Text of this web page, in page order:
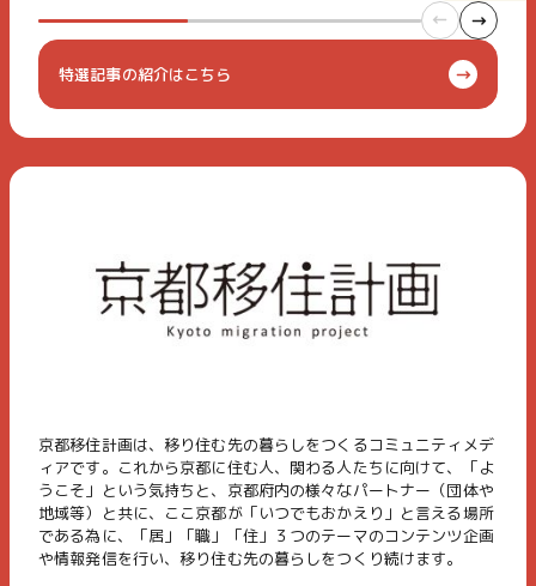
特選記事の紹介はこちら
京都移住計画は、移り住む先の暮らしをつくるコミュニティメデ
ィアです。これから京都に住む人、関わる人たちに向けて、「よ
うこそ」という気持ちと、京都府内の様々なパートナー（団体や
地域等）と共に、ここ京都が「いつでもおかえり」と言える場所
である為に、「居」「職」「住」３つのテーマのコンテンツ企画
や情報発信を行い、移り住む先の暮らしをつくり続けます。